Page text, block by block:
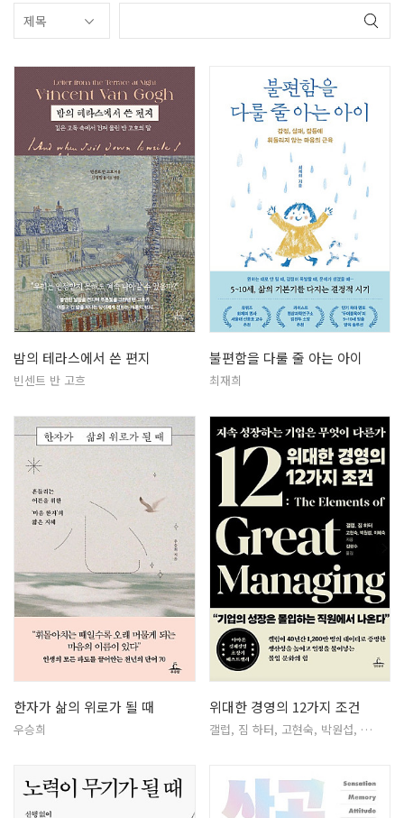
밤의 테라스에서 쓴 편지
빈센트 반 고흐
불편함을 다룰 줄 아는 아이
최재희
한자가 삶의 위로가 될 때
우승희
위대한 경영의 12가지 조건
갤럽, 짐 하터, 고현숙, 박원섭, …